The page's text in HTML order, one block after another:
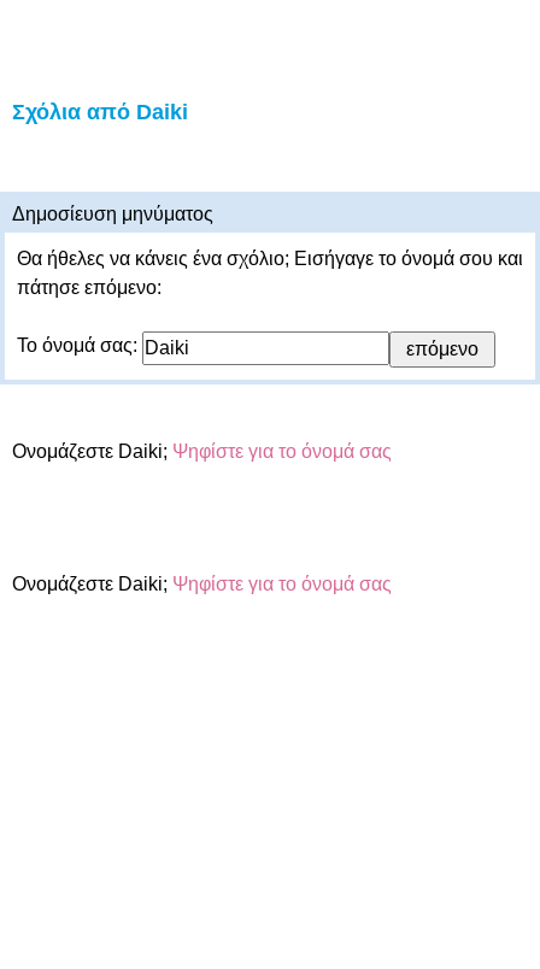
Σχόλια από Daiki
Δημοσίευση μηνύματος
Θα ήθελες να κάνεις ένα σχόλιο; Εισήγαγε το όνομά σου και
πάτησε επόμενο:
Το όνομά σας:
Ονομάζεστε Daiki; Ψηφίστε για το όνομά σας
Ονομάζεστε Daiki; Ψηφίστε για το όνομά σας